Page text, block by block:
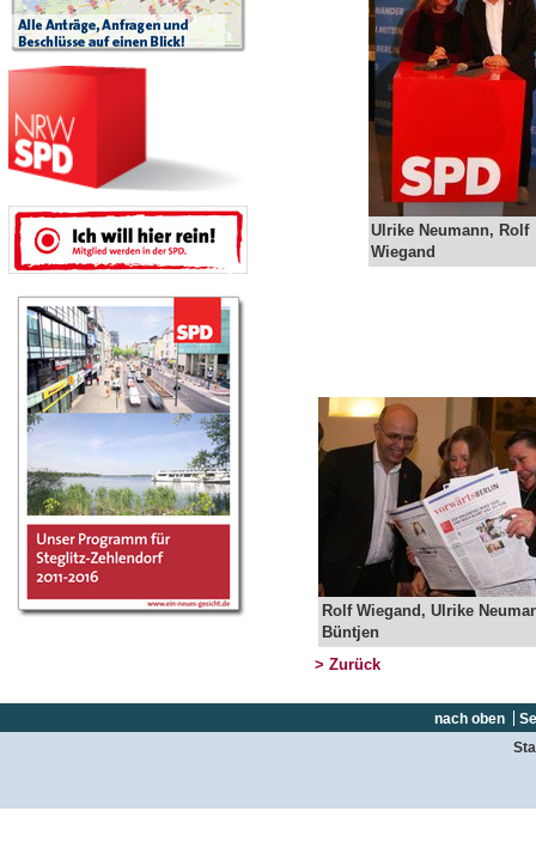
Ulrike Neumann, Rolf
Wiegand
Rolf Wiegand, Ulrike
Büntjen
> Zurück
nach oben